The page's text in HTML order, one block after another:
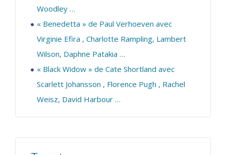
Woodley …
« Benedetta » de Paul Verhoeven avec
Virginie Efira , Charlotte Rampling, Lambert
Wilson, Daphne Patakia …
« Black Widow » de Cate Shortland avec
Scarlett Johansson , Florence Pugh , Rachel
Weisz, David Harbour …